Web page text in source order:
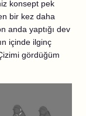
konsept pek
bir kez daha
anda yaptığı dev
içinde ilginç
gördüğüm